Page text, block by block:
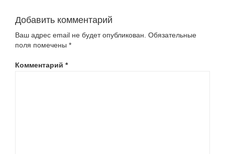
Добавить комментарий
Ваш адрес email не будет опубликован. Обязательные
поля помечены *
Комментарий *